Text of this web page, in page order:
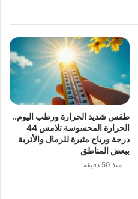
طقس شديد الحرارة ورطب اليوم..
الحرارة المحسوسة تلامس 44
درجة ورياح مثيرة للرمال والأتربة
ببعض المناطق
منذ 50 دقيقة